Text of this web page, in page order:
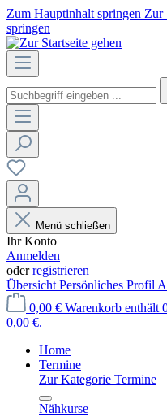
Zum Hauptinhalt springen Zur
springen
Menü schließen
Ihr Konto
Anmelden
oderregistrieren
Übersicht Persönliches Profil
0,00 € Warenkorb enthält
0,00 €.
Home
Termine
Zur Kategorie Termine
Nähkurse